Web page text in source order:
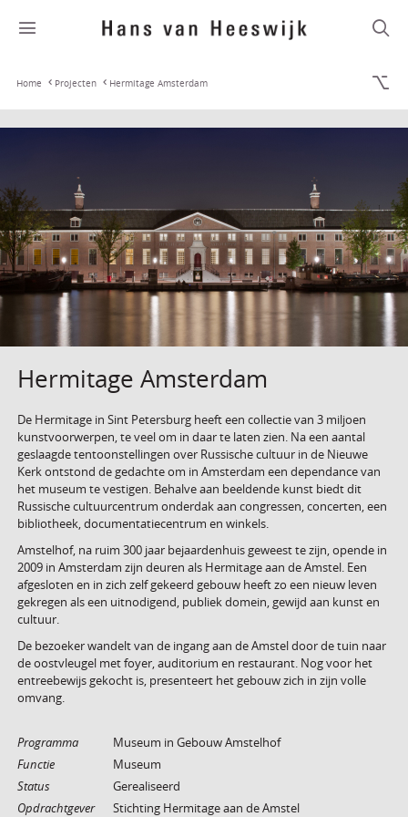
Home Projecten Hermitage Amsterdam
Hermitage Amsterdam
De Hermitage in Sint Petersburg heeft een collectie van 3 miljoen
kunstvoorwerpen, te veel om in daar te laten zien. Na een aantal
geslaagde tentoonstellingen over Russische cultuur in de Nieuwe
Kerk ontstond de gedachte om in Amsterdam een dependance van
het museum te vestigen. Behalve aan beeldende kunst biedt dit
Russische cultuurcentrum onderdak aan congressen, concerten, een
bibliotheek, documentatiecentrum en winkels.
Amstelhof, na ruim 300 jaar bejaardenhuis geweest te zijn, opende in
2009 in Amsterdam zijn deuren als Hermitage aan de Amstel. Een
afgesloten en in zich zelf gekeerd gebouw heeft zo een nieuw leven
gekregen als een uitnodigend, publiek domein, gewijd aan kunst en
cultuur.
De bezoeker wandelt van de ingang aan de Amstel door de tuin naar
de oostvleugel met foyer, auditorium en restaurant. Nog voor het
entreebewijs gekocht is, presenteert het gebouw zich in zijn volle
omvang.
Programma
Museum in Gebouw Amstelhof
Functie
Museum
Status
Gerealiseerd
Opdrachtgever
Stichting Hermitage aan de Amstel